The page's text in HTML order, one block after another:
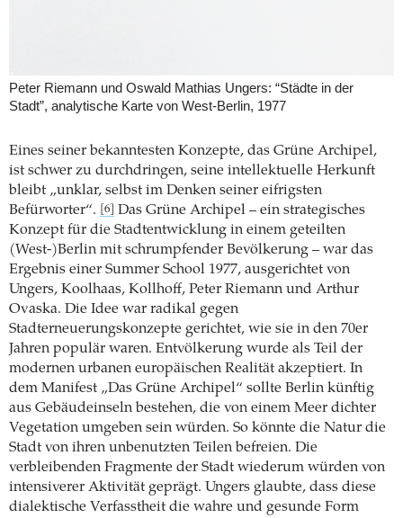
Peter Riemann und Oswald Mathias Ungers: “Städte in der
Stadt”, analytische Karte von West-Berlin, 1977
Eines seiner bekanntesten Konzepte, das Grüne Archipel,
ist schwer zu durchdringen, seine intellektuelle Herkunft
bleibt „unklar, selbst im Denken seiner eifrigsten
Befürworter“.
[6]
Das Grüne Archipel – ein strategisches
Konzept für die Stadtentwicklung in einem geteilten
(West-)Berlin mit schrumpfender Bevölkerung – war das
Ergebnis einer Summer School 1977, ausgerichtet von
Ungers, Koolhaas, Kollhoff, Peter Riemann und Arthur
Ovaska. Die Idee war radikal gegen
Stadterneuerungskonzepte gerichtet, wie sie in den 70er
Jahren populär waren. Entvölkerung wurde als Teil der
modernen urbanen europäischen Realität akzeptiert. In
dem Manifest „Das Grüne Archipel“ sollte Berlin künftig
aus Gebäudeinseln bestehen, die von einem Meer dichter
Vegetation umgeben sein würden. So könnte die Natur die
Stadt von ihren unbenutzten Teilen befreien. Die
verbleibenden Fragmente der Stadt wiederum würden von
intensiverer Aktivität geprägt. Ungers glaubte, dass diese
dialektische Verfasstheit die wahre und gesunde Form